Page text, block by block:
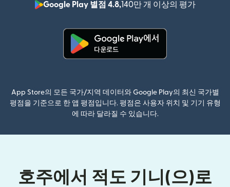
Google Play 별점 4.8,140만 개 이상의 평가
App Store의 모든 국가/지역 데이터와 Google Play의 최신 국가별
평점을 기준으로 한 앱 평점입니다. 평점은 사용자 위치 및 기기 유형
에 따라 달라질 수 있습니다.
호주에서 적도 기니(으)로